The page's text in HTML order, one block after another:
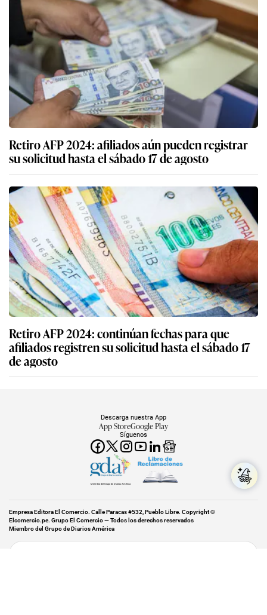
Retiro AFP 2024: afiliados aún pueden registrar
su solicitud hasta el sábado 17 de agosto
Retiro AFP 2024: continúan fechas para que
afiliados registren su solicitud hasta el sábado 17
de agosto
Síguenos
Descarga nuestra App
App StoreGoogle Play
Miembro del Grupo de Diarios América
Empresa Editora El Comercio. Calle Paracas #532, Pueblo Libre. Copyright ©
Elcomercio.pe. Grupo El Comercio — Todos los derechos reservados
Miembro del Grupo de Diarios América